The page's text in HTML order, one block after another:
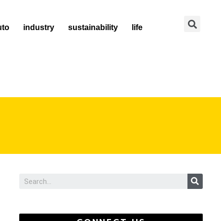
industry sustainability life